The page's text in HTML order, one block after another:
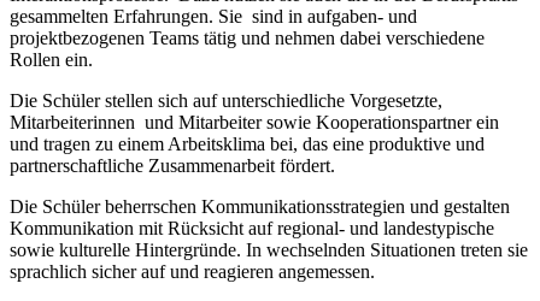
gesammelten Erfahrungen. Sie sind in aufgaben- und
projektbezogenen Teams tätig und nehmen dabei verschiedene
Rollen ein.
Die Schüler stellen sich auf unterschiedliche Vorgesetzte,
Mitarbeiterinnen und Mitarbeiter sowie Kooperationspartner ein
und tragen zu einem Arbeitsklima bei, das eine produktive und
partnerschaftliche Zusammenarbeit fördert.
Die Schüler beherrschen Kommunikationsstrategien und gestalten
Kommunikation mit Rücksicht auf regional- und landestypische
sowie kulturelle Hintergründe. In wechselnden Situationen treten sie
sprachlich sicher auf und reagieren angemessen.